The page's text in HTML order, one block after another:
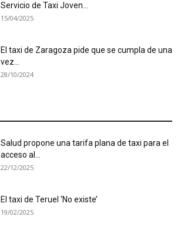
Servicio de Taxi Joven...
15/04/2025
El taxi de Zaragoza pide que se cumpla de una
vez...
28/10/2024
Salud propone una tarifa plana de taxi para el
acceso al...
22/12/2025
El taxi de Teruel ‘No existe’
19/02/2025